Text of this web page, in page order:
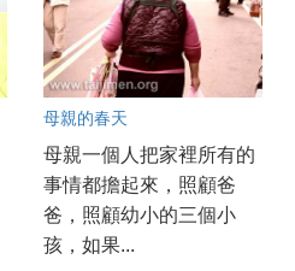
母親的春天
母親一個人把家裡所有的
事情都擔起來，照顧爸
爸，照顧幼小的三個小
孩，如果...